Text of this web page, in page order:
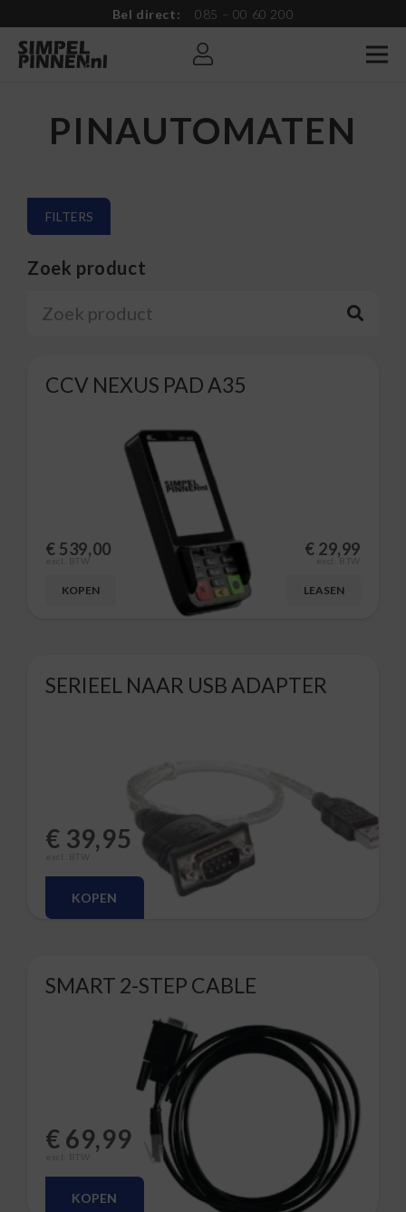
Bel direct: 085 – 00 60 200
PINAUTOMATEN
FILTERS
Zoek product
CCV NEXUS PAD A35
€ 539,00
excl. BTW
KOPEN
€ 29,99
excl. BTW
LEASEN
SERIEEL NAAR USB ADAPTER
€ 39,95
KOPEN
SMART 2-STEP CABLE
€ 69,99
KOPEN